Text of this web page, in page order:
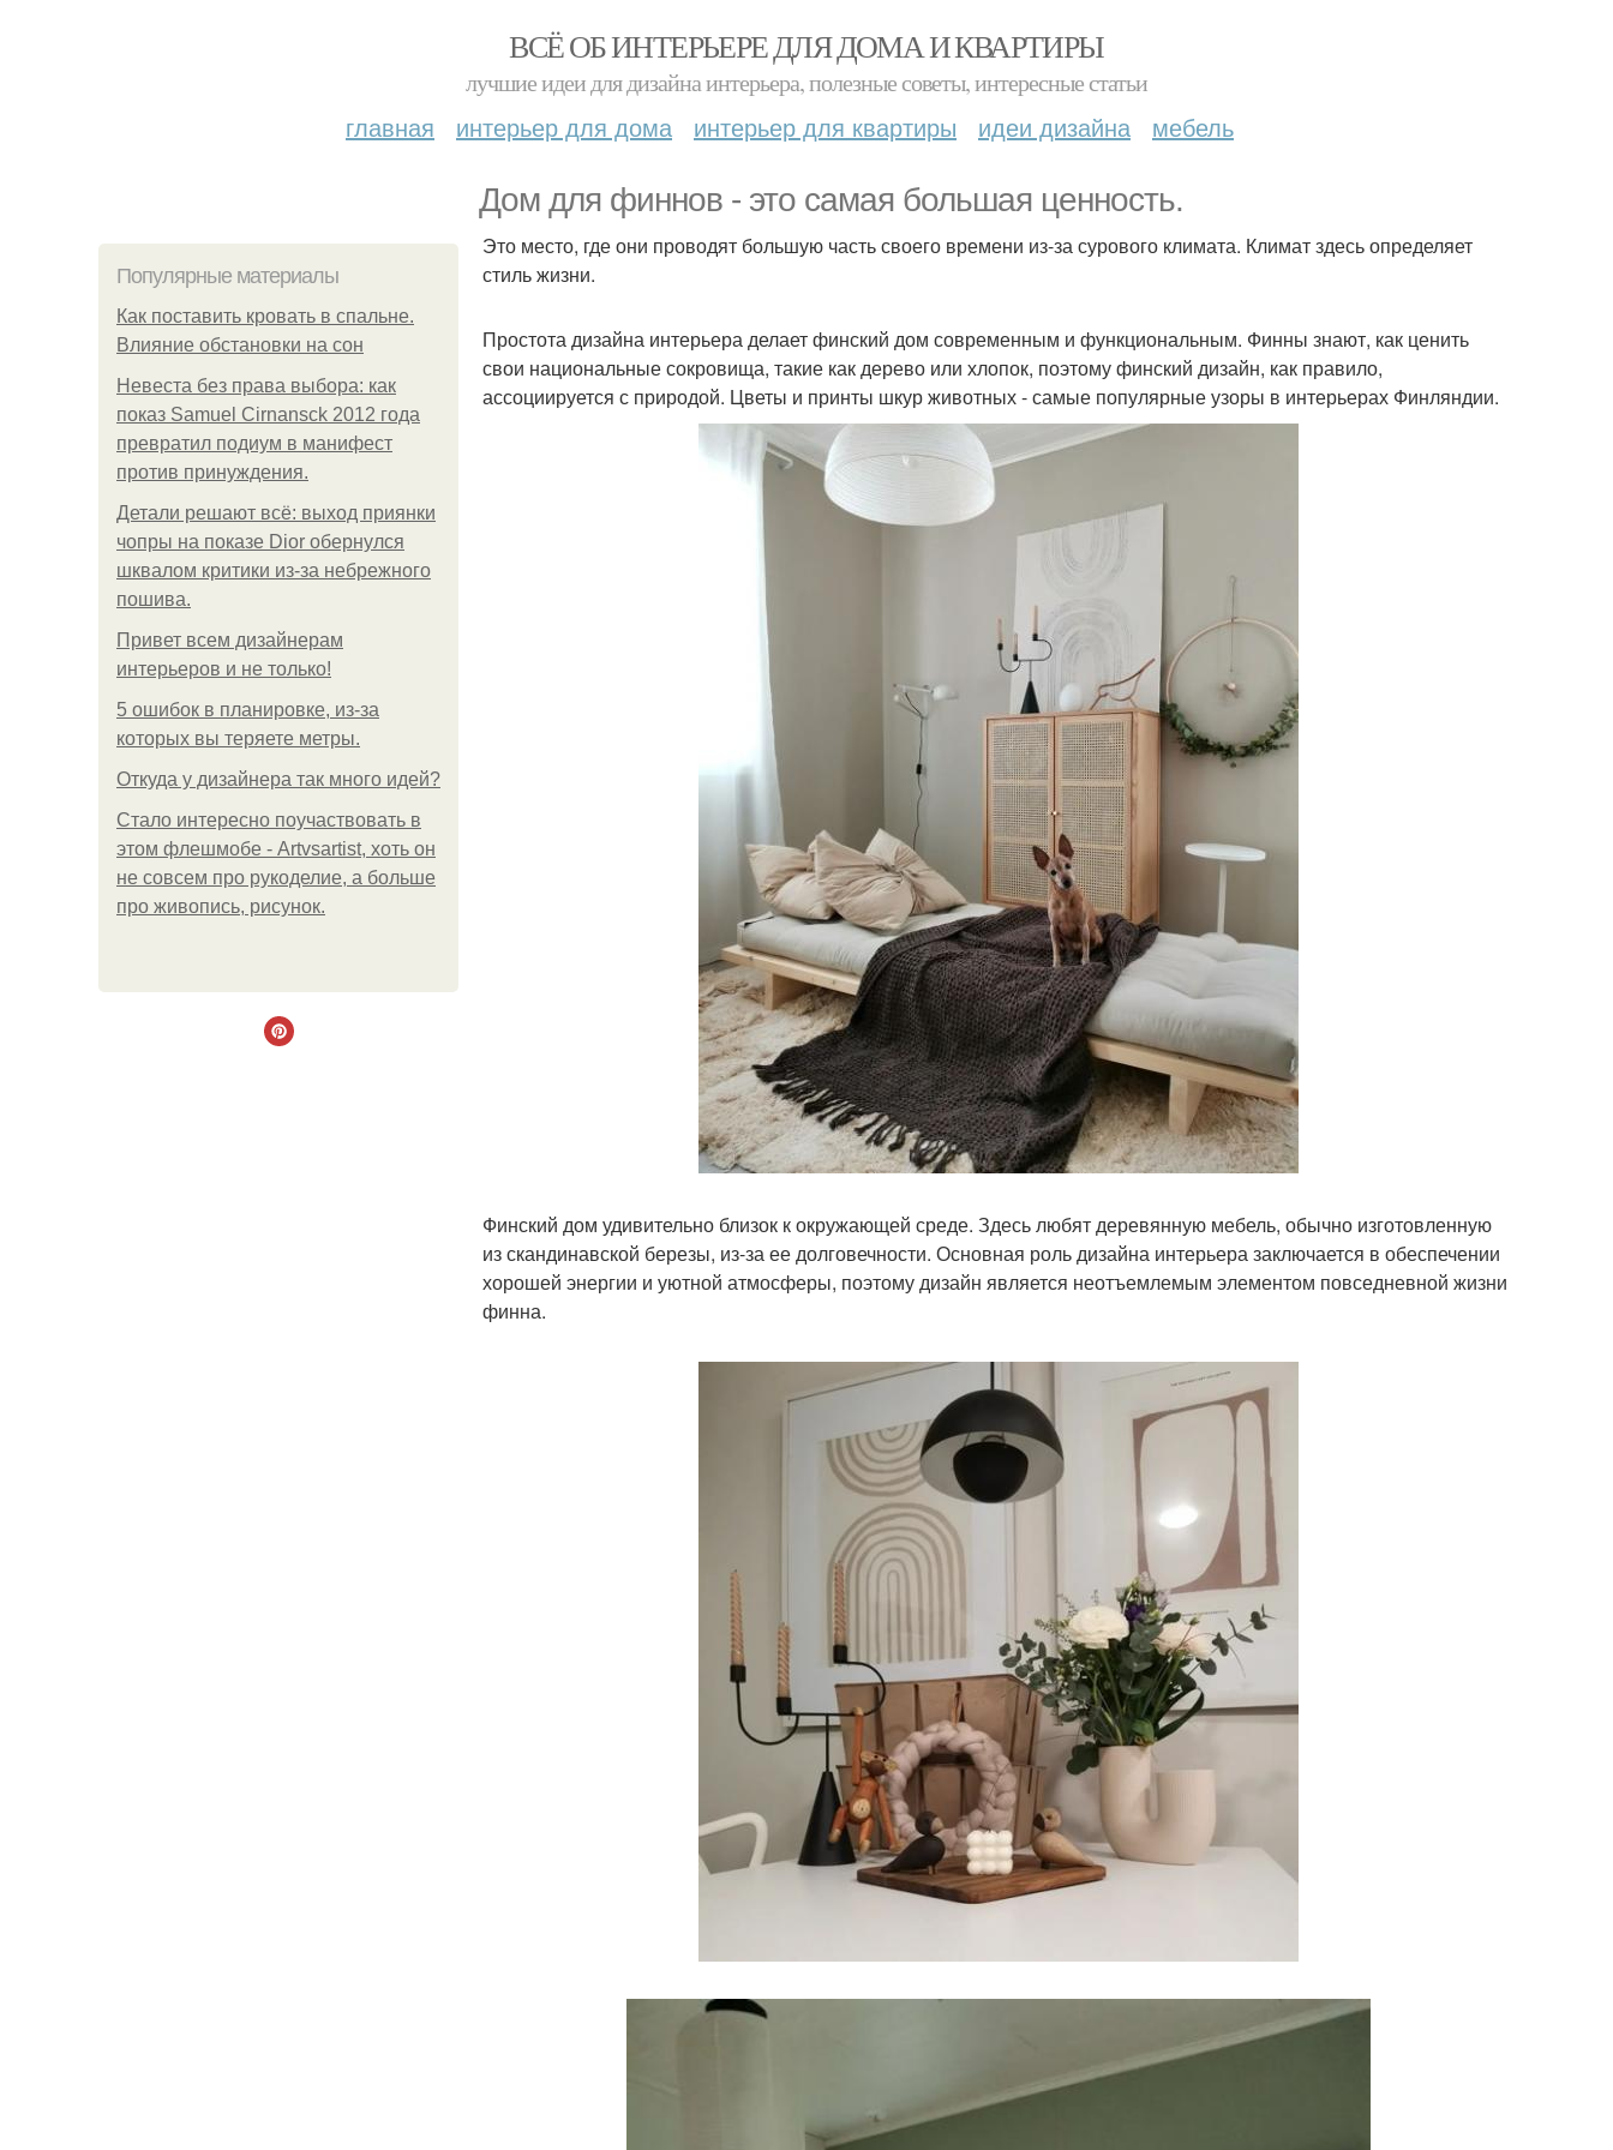
ВСЁ ОБ ИНТЕРЬЕРЕ ДЛЯ ДОМА И КВАРТИРЫ
лучшие идеи для дизайна интерьера, полезные советы, интересные статьи
главная интерьер для дома интерьер для квартиры идеи дизайна мебель
Дом для финнов - это самая большая ценность.
Популярные материалы
Как поставить кровать в спальне.
Влияние обстановки на сон
Невеста без права выбора: как
показ Samuel Cirnansck 2012 года
превратил подиум в манифест
против принуждения.
Детали решают всё: выход приянки
чопры на показе Dior обернулся
шквалом критики из-за небрежного
пошива.
Привет всем дизайнерам
интерьеров и не только!
5 ошибок в планировке, из-за
которых вы теряете метры.
Откуда у дизайнера так много идей?
Стало интересно поучаствовать в
этом флешмобе - Artvsartist, хоть он
не совсем про рукоделие, а больше
про живопись, рисунок.
Это место, где они проводят большую часть своего времени из-за сурового климата. Климат здесь определяет
стиль жизни.
Простота дизайна интерьера делает финский дом современным и функциональным. Финны знают, как ценить
свои национальные сокровища, такие как дерево или хлопок, поэтому финский дизайн, как правило,
ассоциируется с природой. Цветы и принты шкур животных - самые популярные узоры в интерьерах Финляндии.
Финский дом удивительно близок к окружающей среде. Здесь любят деревянную мебель, обычно изготовленную
из скандинавской березы, из-за ее долговечности. Основная роль дизайна интерьера заключается в обеспечении
хорошей энергии и уютной атмосферы, поэтому дизайн является неотъемлемым элементом повседневной жизни
финна.